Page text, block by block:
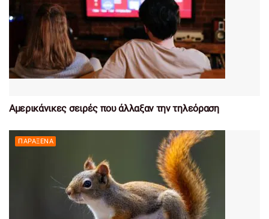
Αμερικάνικες σειρές που άλλαξαν την τηλεόραση
ΠΑΡΆΞΕΝΑ